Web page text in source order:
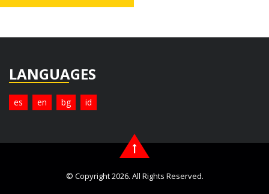
LANGUAGES
es en bg id
© Copyright 2026. All Rights Reserved.